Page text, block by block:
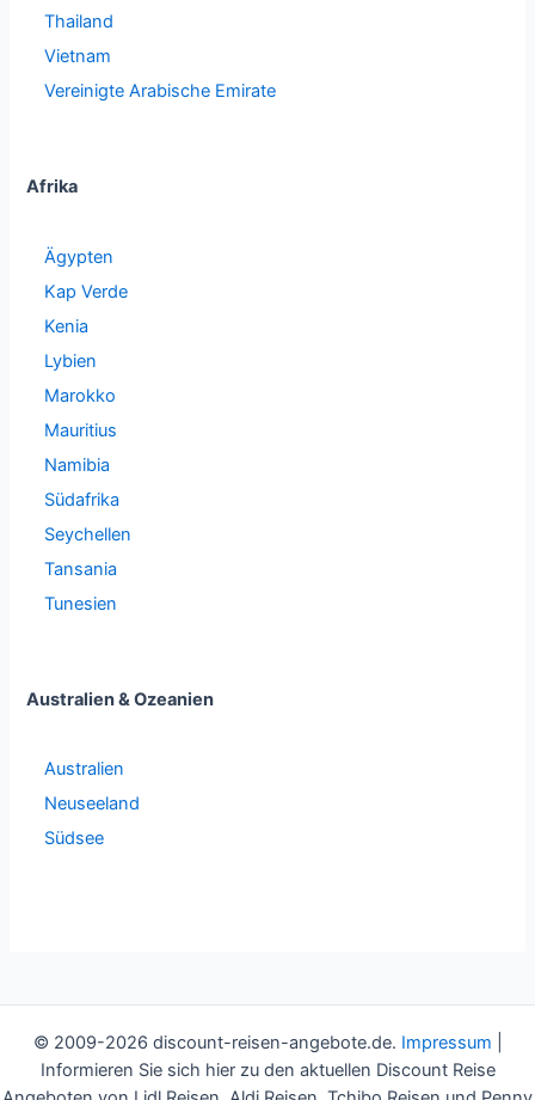
Thailand
Vietnam
Vereinigte Arabische Emirate
Afrika
Ägypten
Kap Verde
Kenia
Lybien
Marokko
Mauritius
Namibia
Südafrika
Seychellen
Tansania
Tunesien
Australien & Ozeanien
Australien
Neuseeland
Südsee
© 2009-2026 discount-reisen-angebote.de. Impressum
Informieren Sie sich hier zu den aktuellen Discount Reise